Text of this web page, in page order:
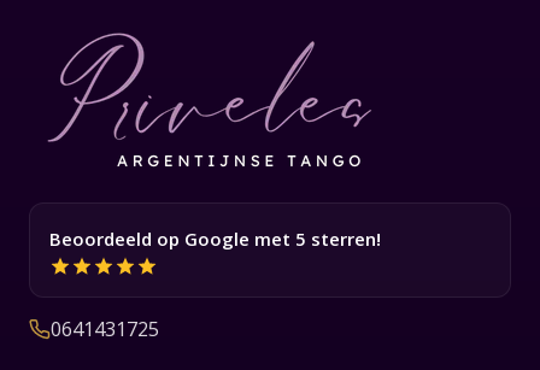
Beoordeeld op Google met 5 sterren!
0641431725